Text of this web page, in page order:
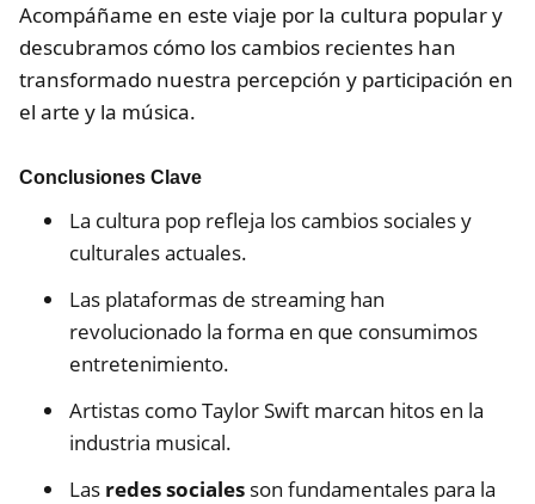
Acompáñame en este viaje por la cultura popular y
descubramos cómo los cambios recientes han
transformado nuestra percepción y participación en
el arte y la música.
Conclusiones Clave
La cultura pop refleja los cambios sociales y
culturales actuales.
Las plataformas de streaming han
revolucionado la forma en que consumimos
entretenimiento.
Artistas como Taylor Swift marcan hitos en la
industria musical.
Las redes sociales son fundamentales para la